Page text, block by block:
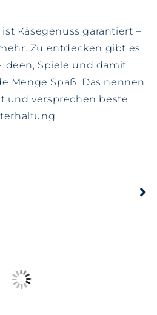
Käsegenuss garantiert –
Zu entdecken gibt es
Spiele und damit
Menge Spaß. Das nennen
und versprechen beste